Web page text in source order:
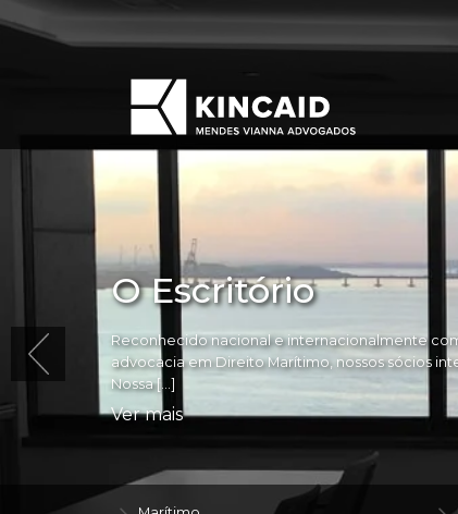
O Escritório
Reconhecido nacional e internacionalmente
advocacia em Direito Marítimo, nossos sócios
Nossa […]
Ver mais